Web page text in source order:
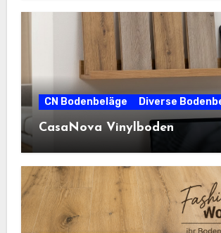
CN Bodenbeläge Diverse
CasaNova Vinylboden